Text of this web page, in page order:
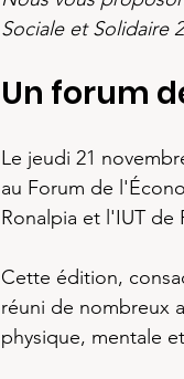
Sociale et Solidaire
Un forum
Le jeudi 21
au Forum de
Ronalpia et l'IUT de
Cette édition,
réuni de nombreux
physique, mentale